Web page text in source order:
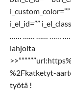
i_el_id=””
…… …… …… …… ……
lahjoita
%2Fkatketyt-
työtä !